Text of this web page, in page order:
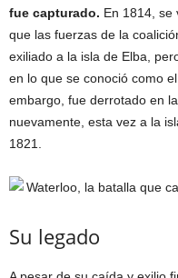
fue capturado. En 1814, se
que las fuerzas de la
exiliado a la isla de Elba,
en lo que se conoció como
embargo, fue derrotado en
nuevamente, esta vez a la
1821.
Su legado